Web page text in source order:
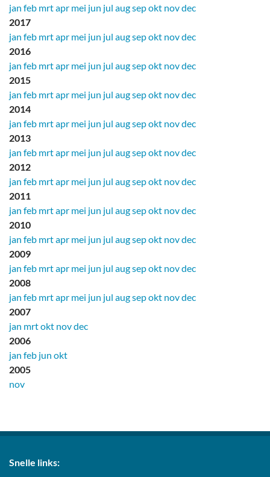
jan feb mrtapr mei jun jul augsepokt novdec
2017
jan feb mrtapr mei jun jul augsepokt novdec
2016
jan feb mrtapr mei jun jul augsepokt novdec
2015
jan feb mrtapr mei jun jul augsepokt novdec
2014
jan feb mrtapr mei jun jul augsepokt novdec
2013
jan feb mrtapr mei jun jul augsepokt novdec
2012
jan feb mrtapr mei jun jul augsepokt novdec
2011
jan feb mrtapr mei jun jul augsepokt novdec
2010
jan feb mrtapr mei jun jul augsepokt novdec
2009
jan feb mrtapr mei jun jul augsepokt novdec
2008
jan feb mrtapr mei jun jul augsepokt novdec
2007
jan mrtokt novdec
2006
jan feb jun okt
2005
nov
Snelle links: